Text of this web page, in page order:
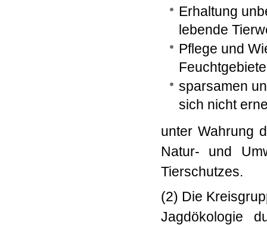
Erhaltung
lebende
Pflege und
sparsamen
sich nicht
unter Wahrung
Natur- und
Tierschutzes.
(2) Die
Jagdökologie